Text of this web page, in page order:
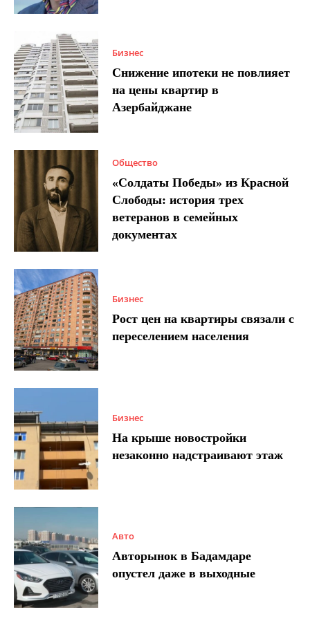
Бизнес
Снижение ипотеки не повлияет
на цены квартир в
Азербайджане
Общество
«Солдаты Победы» из Красной
Слободы: история трех
ветеранов в семейных
документах
Бизнес
Рост цен на квартиры связали с
переселением населения
Бизнес
На крыше новостройки
незаконно надстраивают этаж
Авто
Авторынок в Бадамдаре
опустел даже в выходные